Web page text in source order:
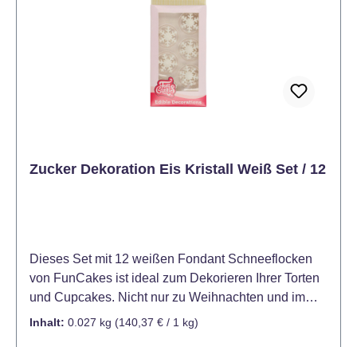
Zucker Dekoration Eis Kristall Weiß Set / 12
Dieses Set mit 12 weißen Fondant Schneeflocken
von FunCakes ist ideal zum Dekorieren Ihrer Torten
und Cupcakes. Nicht nur zu Weihnachten und im
Winter, sondern auch für Motivtorten und Kreationen
Inhalt: 0.027 kg (140,37 € / 1 kg)